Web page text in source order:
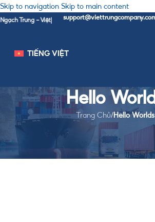
Skip to navigation Skip to main content
Trung - Việt| support@viettrungcompany.com|
TIẾNG VIỆT
Hello
Trang Chủ/Hello Worlds